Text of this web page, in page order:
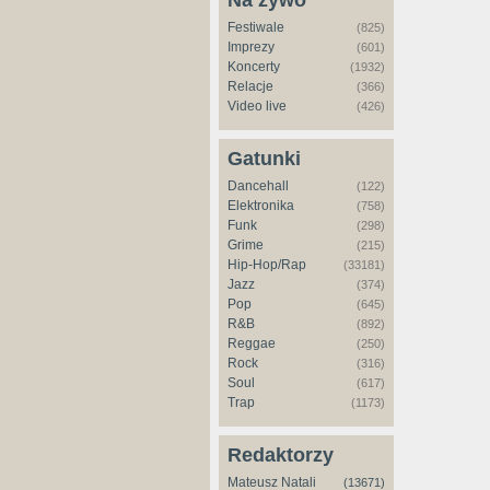
Festiwale (825)
Imprezy (601)
Koncerty (1932)
Relacje (366)
Video live (426)
Gatunki
Dancehall (122)
Elektronika (758)
Funk (298)
Grime (215)
Hip-Hop/Rap (33181)
Jazz (374)
Pop (645)
R&B (892)
Reggae (250)
Rock (316)
Soul (617)
Trap (1173)
Redaktorzy
Mateusz Natali (13671)